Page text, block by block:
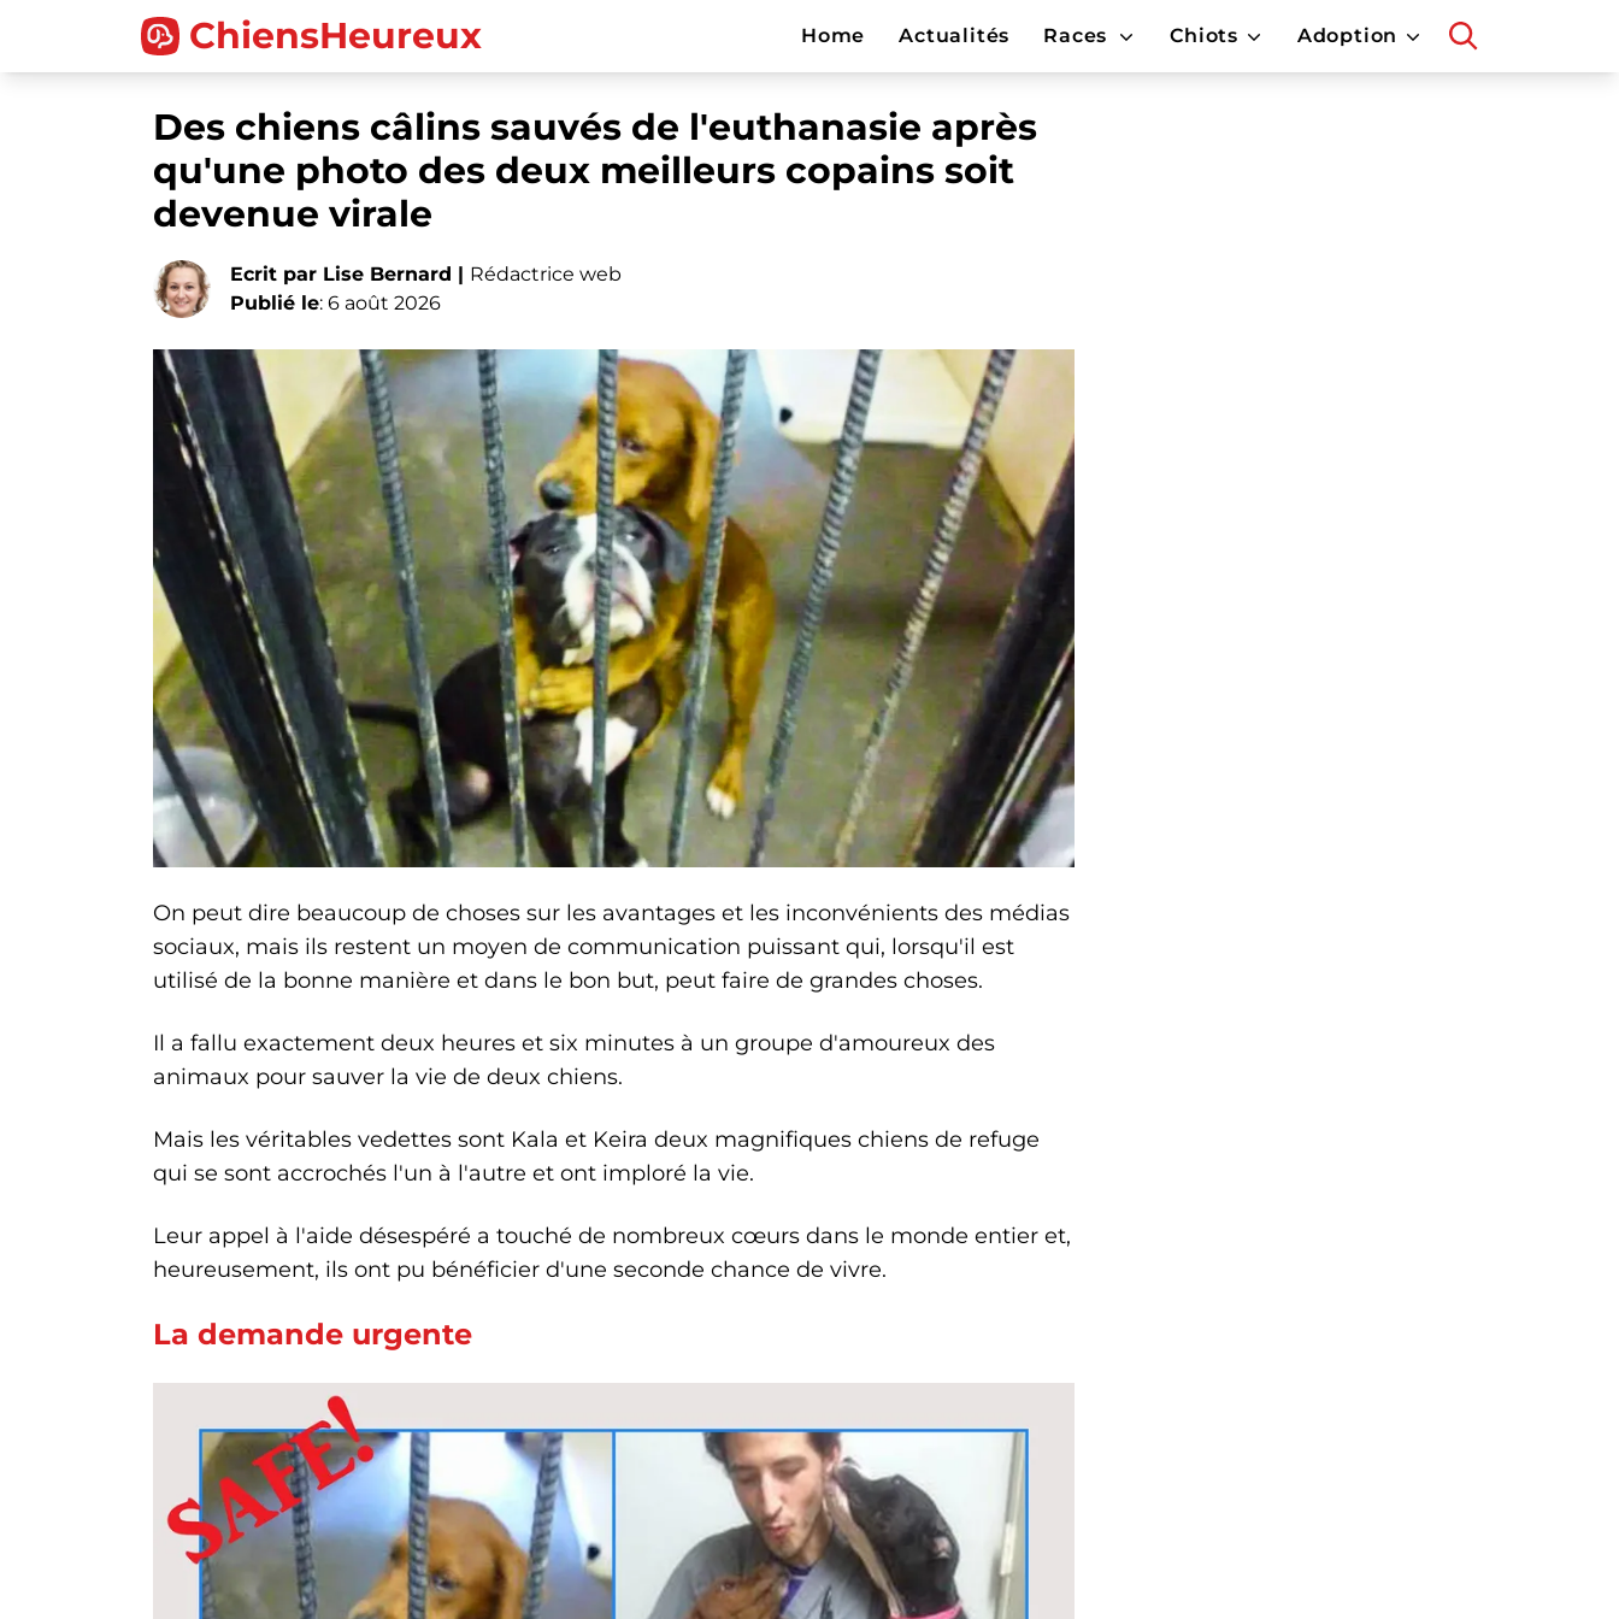
ChiensHeureux Home Actualités Races Chiots Adoption
Des chiens câlins sauvés de l'euthanasie après
qu'une photo des deux meilleurs copains soit
devenue virale
Ecrit par Lise Bernard | Rédactrice web
Publié le: 6 août 2026
On peut dire beaucoup de choses sur les avantages et les inconvénients des médias
sociaux, mais ils restent un moyen de communication puissant qui, lorsqu'il est
utilisé de la bonne manière et dans le bon but, peut faire de grandes choses.
Il a fallu exactement deux heures et six minutes à un groupe d'amoureux des
animaux pour sauver la vie de deux chiens.
Mais les véritables vedettes sont Kala et Keira deux magnifiques chiens de refuge
qui se sont accrochés l'un à l'autre et ont imploré la vie.
Leur appel à l'aide désespéré a touché de nombreux cœurs dans le monde entier et,
heureusement, ils ont pu bénéficier d'une seconde chance de vivre.
La demande urgente